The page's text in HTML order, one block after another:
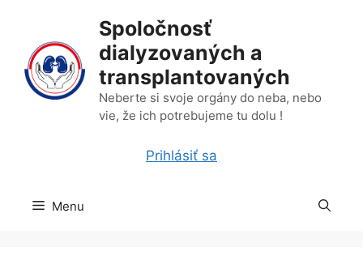
obsah
Spoločnosť
dialyzovaných a
transplantovaných
Neberte si svoje orgány do neba, nebo
vie, že ich potrebujeme tu dolu !
Prihlásiť sa
Menu